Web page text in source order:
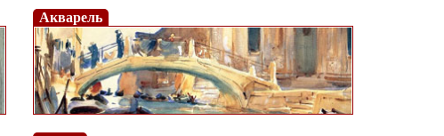
Акварель